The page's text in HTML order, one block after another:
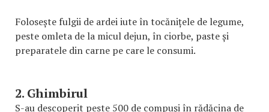
Folosește fulgii de ardei iute în tocănițele de legume,
peste omleta de la micul dejun, în ciorbe, paste și
preparatele din carne pe care le consumi.
2. Ghimbirul
S-au descoperit peste 500 de compuşi în rădăcina de